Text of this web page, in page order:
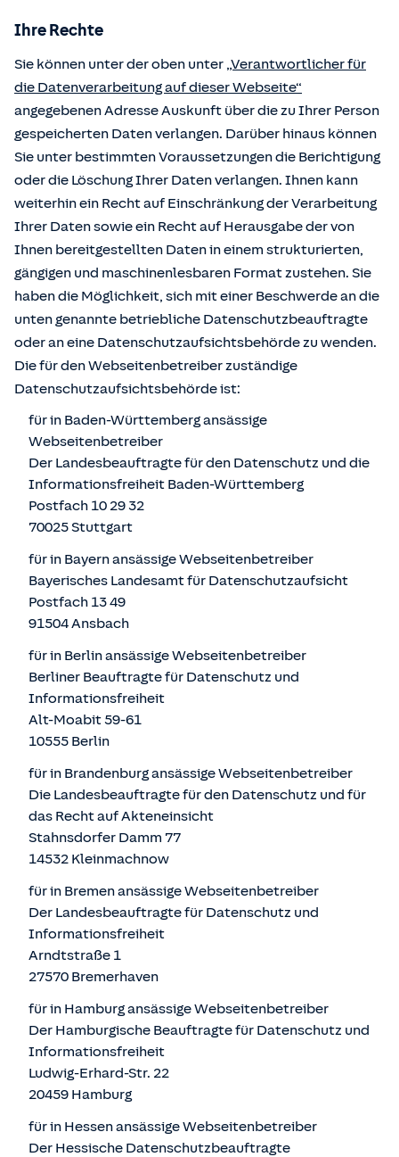
Ihre Rechte
Sie können unter der oben unter „Verantwortlicher für
die Datenverarbeitung auf dieser Webseite“
angegebenen Adresse Auskunft über die zu Ihrer Person
gespeicherten Daten verlangen. Darüber hinaus können
Sie unter bestimmten Voraussetzungen die Berichtigung
oder die Löschung Ihrer Daten verlangen. Ihnen kann
weiterhin ein Recht auf Einschränkung der Verarbeitung
Ihrer Daten sowie ein Recht auf Herausgabe der von
Ihnen bereitgestellten Daten in einem strukturierten,
gängigen und maschinenlesbaren Format zustehen. Sie
haben die Möglichkeit, sich mit einer Beschwerde an die
unten genannte betriebliche Datenschutzbeauftragte
oder an eine Datenschutzaufsichtsbehörde zu wenden.
Die für den Webseitenbetreiber zuständige
Datenschutzaufsichtsbehörde ist:
für in Baden-Württemberg ansässige
Webseitenbetreiber
Der Landesbeauftragte für den Datenschutz und die
Informationsfreiheit Baden-Württemberg
Postfach 10 29 32
70025 Stuttgart
für in Bayern ansässige Webseitenbetreiber
Bayerisches Landesamt für Datenschutzaufsicht
Postfach 13 49
91504 Ansbach
für in Berlin ansässige Webseitenbetreiber
Berliner Beauftragte für Datenschutz und
Informationsfreiheit
Alt-Moabit 59-61
10555 Berlin
für in Brandenburg ansässige Webseitenbetreiber
Die Landesbeauftragte für den Datenschutz und für
das Recht auf Akteneinsicht
Stahnsdorfer Damm 77
14532 Kleinmachnow
für in Bremen ansässige Webseitenbetreiber
Der Landesbeauftragte für Datenschutz und
Informationsfreiheit
Arndtstraße 1
27570 Bremerhaven
für in Hamburg ansässige Webseitenbetreiber
Der Hamburgische Beauftragte für Datenschutz und
Informationsfreiheit
Ludwig-Erhard-Str. 22
20459 Hamburg
für in Hessen ansässige Webseitenbetreiber
Der Hessische Datenschutzbeauftragte